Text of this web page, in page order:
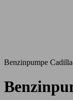
Benzinpumpe